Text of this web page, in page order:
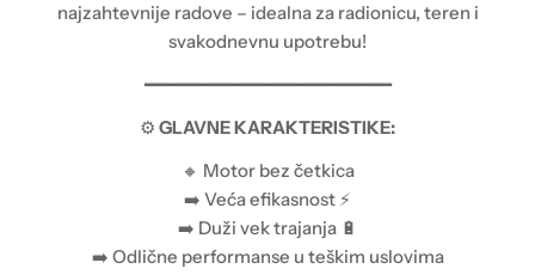
najzahtevnije radove – idealna za radionicu, teren i
svakodnevnu upotrebu!
━━━━━━━━━━━━━━━━━━━━━━━
⚙️ GLAVNE KARAKTERISTIKE:
🔸 Motor bez četkica
➡️ Veća efikasnost ⚡
➡️ Duži vek trajanja 🔋
➡️ Odlične performanse u teškim uslovima